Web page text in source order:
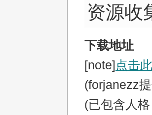
资源收
下载地址
[note]点击
(forjanezz
(已包含人